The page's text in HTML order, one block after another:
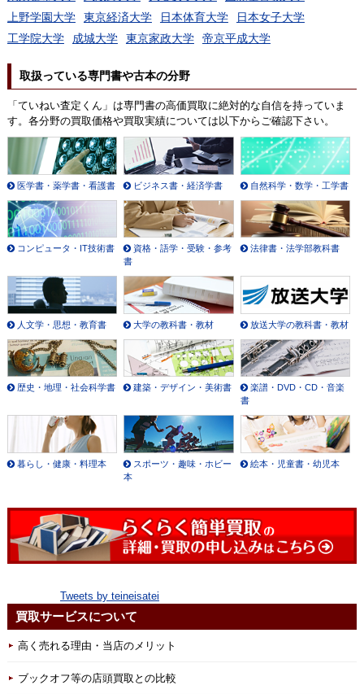
上野学園大学
東京経済大学 日本体育大学
日本女子大学
工学院大学
成城大学 東京家政大学 帝京平成大学
取扱っている専門書や古本の分野
「ていねい査定くん」は専門書の高価買取に絶対的な自信を持っていま
す。各分野の買取価格や買取実績については以下からご確認下さい。
医学書・薬学書・看護書 ビジネス書・経済学書 自然科学・数学・工学書
コンピュータ・IT技術書
資格・語学・受験・参考
書
法律書・法学部教科書
人文学・思想・教育書 大学の教科書・教材 放送大学の教科書・教材
歴史・地理・社会科学書 建築・デザイン・美術書
楽譜・DVD・CD・音楽
書
暮らし・健康・料理本
スポーツ・趣味・ホビー
本
絵本・児童書・幼児本
Tweets by teineisatei
買取サービスについて
高く売れる理由・当店のメリット
ブックオフ等の店頭買取との比較